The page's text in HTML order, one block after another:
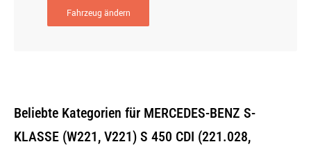
Fahrzeug ändern
Beliebte Kategorien für MERCEDES-BENZ S-
KLASSE (W221, V221) S 450 CDI (221.028,